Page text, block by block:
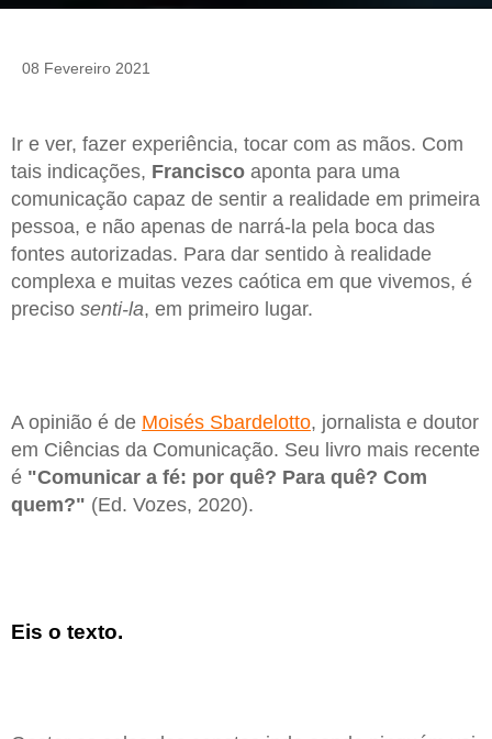
08 Fevereiro 2021
Ir e ver, fazer experiência, tocar com as mãos. Com
tais indicações, Francisco aponta para uma
comunicação capaz de sentir a realidade em primeira
pessoa, e não apenas de narrá-la pela boca das
fontes autorizadas. Para dar sentido à realidade
complexa e muitas vezes caótica em que vivemos, é
preciso senti-la, em primeiro lugar.
A opinião é de Moisés Sbardelotto, jornalista e doutor
em Ciências da Comunicação. Seu livro mais recente
é "Comunicar a fé: por quê? Para quê? Com
quem?" (Ed. Vozes, 2020).
Eis o texto.